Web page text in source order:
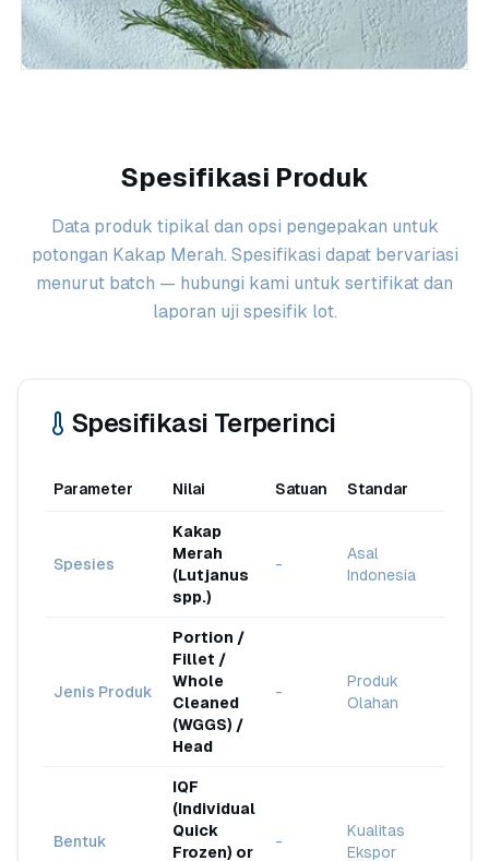
Spesifikasi Produk
Data produk tipikal dan opsi pengepakan untuk
potongan Kakap Merah. Spesifikasi dapat bervariasi
menurut batch — hubungi kami untuk sertifikat dan
laporan uji spesifik lot.
Spesifikasi Terperinci
Parameter Nilai Satuan Standar
Spesies
Kakap
Merah
(Lutjanus
spp.)
-
Asal
Indonesia
Jenis Produk
Portion /
Fillet /
Whole
Cleaned
(WGGS) /
Head
-
Produk
Olahan
Bentuk
IQF
(Individual
Quick
Frozen) or
-
Kualitas
Ekspor